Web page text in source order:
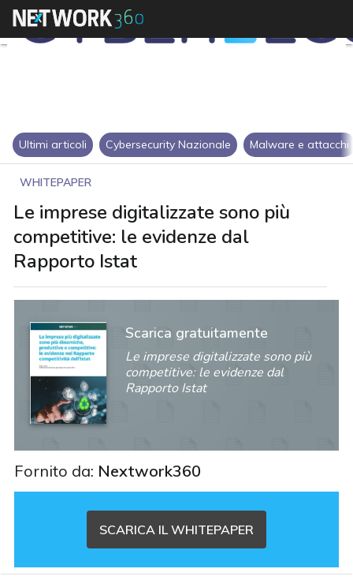
Ultimi articoli Cybersecurity Nazionale Malware e attacchi
WHITEPAPER
Le imprese digitalizzate sono più
competitive: le evidenze dal
Rapporto Istat
Scarica gratuitamente
Le imprese digitalizzate sono più
competitive: le evidenze dal
Rapporto Istat
Fornito da: Nextwork360
SCARICA IL WHITEPAPER